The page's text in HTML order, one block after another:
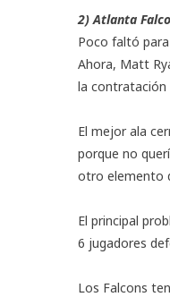
2) Atlanta
Poco faltó
Ahora, Matt
la contratación
El mejor ala
porque no
otro elemento
El principal
6 jugadores
Los Falcons